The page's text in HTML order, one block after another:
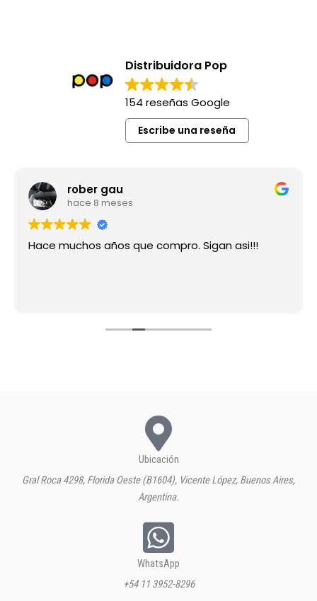
Distribuidora Pop
154 reseñas Google
Escribe una reseña
rober gau
hace 8 meses
Hace muchos años que compro. Sigan asi!!!
Ubicación
Gral Roca 4298, Florida Oeste (B1604), Vicente López, Buenos Aires,
Argentina.
WhatsApp
+54 11 3952-8296